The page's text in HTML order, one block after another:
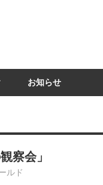
お知らせ
察会」
ルド